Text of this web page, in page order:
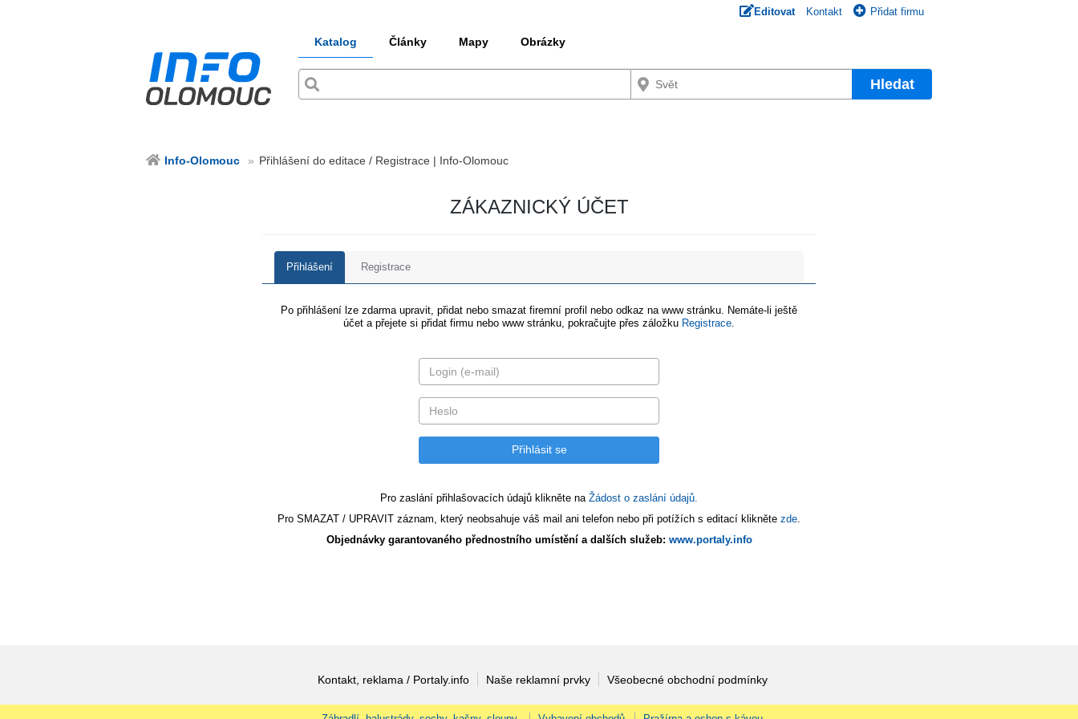
Editovat Kontakt Přidat firmu
Katalog Články Mapy Obrázky
Hledat
Info-Olomouc Přihlášení do editace / Registrace | Info-Olomouc
ZÁKAZNICKÝ ÚČET
Přihlášení Registrace
Po přihlášení lze zdarma upravit, přidat nebo smazat firemní profil nebo odkaz na www stránku. Nemáte-li ještě
účet a přejete si přidat firmu nebo www stránku, pokračujte přes záložku Registrace
Pro zaslání přihlašovacích údajů klikněte na Žádost o zaslání údajů.
Pro SMAZAT / UPRAVIT záznam, který neobsahuje váš mail ani telefon nebo při potížích s editací klikněte zde
Objednávky garantovaného přednostního umístění a dalších služeb: www.portaly.info
Kontakt, reklama / Portaly.info Naše reklamní prvky Všeobecné obchodní podmínky